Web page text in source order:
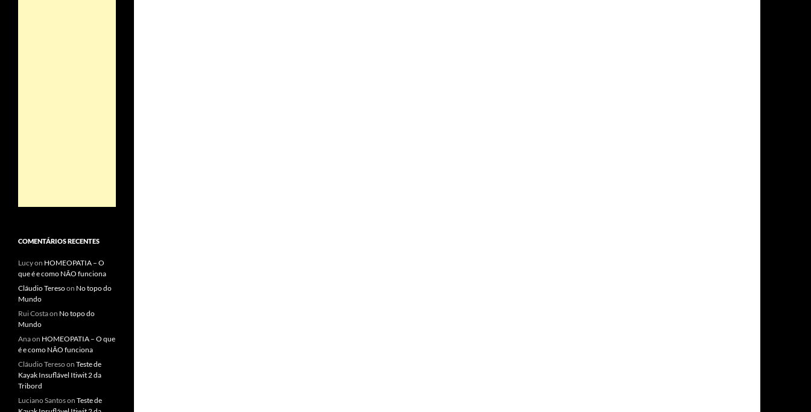
COMENTÁRIOS RECENTES
Lucyon HOMEOPATIA – O
que é e como NÃO funciona
Cláudio Teresoon No topo do
Mundo
Rui Costaon No topo do
Mundo
Anaon HOMEOPATIA – O que
é e como NÃO funciona
Cláudio Teresoon Teste de
Kayak Insuflável Itiwit 2 da
Tribord
Luciano Santoson Teste de